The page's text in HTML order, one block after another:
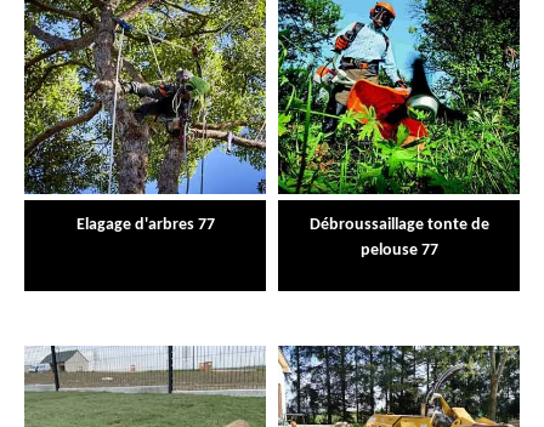
Elagage d'arbres 77
Débroussaillage tonte de
pelouse 77